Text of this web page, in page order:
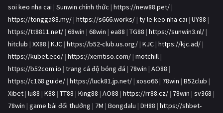
soi keo nha cai | Sunwin chính thức | https://new88.pet/ |
https://tongga88.my/ | https://s666.works/ | ty le keo nha cai | UY88 |
https://tt8811.net/ | 68win | 68win | ea88 | TG88 | https://sunwin3.nl/ |
hitclub | XX88 | KJC | https://b52-club.us.org/ | KJC | https://kjc.ad/ |
https://kubet.eco/ | https://xemtiso.com/ | motchill |
https://b52com.io | trang cá độ bóng đá | 78win | AO88 |
https://c168.guide/ | https://luck81.jp.net/ | xoso66 | 78win | B52club |
Xibet | lu88 | K88 | TT88 | King88 | AO88 | https://rr88.cz/ | 78win | sv368 |
78win | game bài đổi thưởng | 7M | Bongdalu | DH88 | https://shbet-